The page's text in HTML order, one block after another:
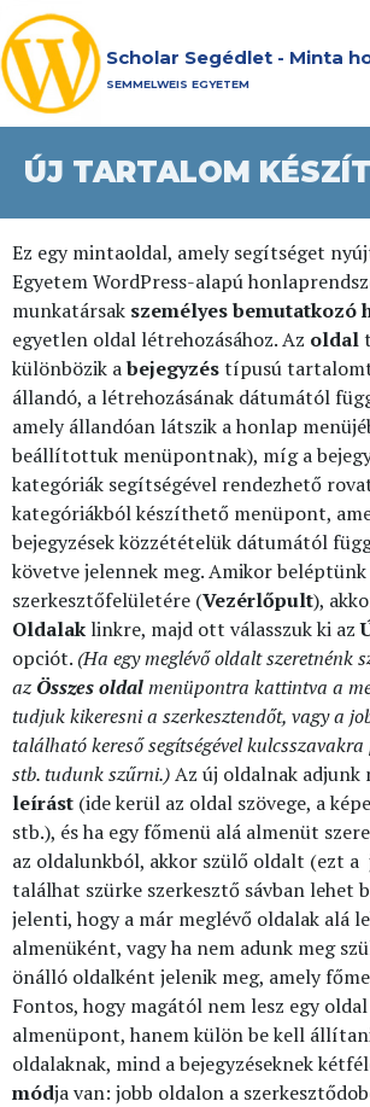
Scholar Segédlet - Minta
SEMMELWEIS EGYETEM
ÚJ TARTALOM
Ez egy mintaoldal, amely segítséget
Egyetem WordPress-alapú
munkatársak személyes bemutatkozó
egyetlen oldal létrehozásához. Az oldal
különbözik abejegyzéstípusú
állandó, a létrehozásának dátumától
amely állandóan látszik a honlap
beállítottuk menüpontnak), míg a
kategóriák segítségével rendezhető
kategóriákból készíthető menüpont,
bejegyzések közzétételük dátumától
követve jelennek meg. Amikor
szerkesztőfelületére (Vezérlőpult),
Oldalak linkre, majd ott válasszuk ki az
opciót. (Ha egy meglévő oldalt szeretnénk
az Összes oldalmenüpontra kattintva a
tudjuk kikeresni a szerkesztendőt, vagy a
található kereső segítségével
stb. tudunk szűrni.)Az új oldalnak adjunk
leírást (ide kerül az oldal szövege, a
stb.), és ha egy főmenü alá almenüt
az oldalunkból, akkor szülő oldalt (ezt
találhat szürke szerkesztő sávban lehet
jelenti, hogy a már meglévő oldalak alá
almenüként, vagy ha nem adunk meg
önálló oldalként jelenik meg, amely
Fontos, hogy magától nem lesz egy
almenüpont, hanem külön be kell
oldalaknak, mind a bejegyzéseknek
módja van: jobb oldalon a